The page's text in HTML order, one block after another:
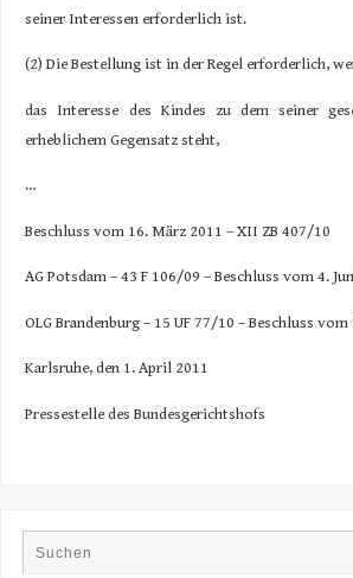
seiner Interessen erforderlich ist.
(2) Die Bestellung ist in der Regel erforderlich,
das Interesse des Kindes zu dem seiner
erheblichem Gegensatz steht,
…
Beschluss vom 16. März 2011 – XII ZB 407/10
AG Potsdam – 43 F 106/09 – Beschluss vom 4.
OLG Brandenburg – 15 UF 77/10 – Beschluss
Karlsruhe, den 1. April 2011
Pressestelle des Bundesgerichtshofs